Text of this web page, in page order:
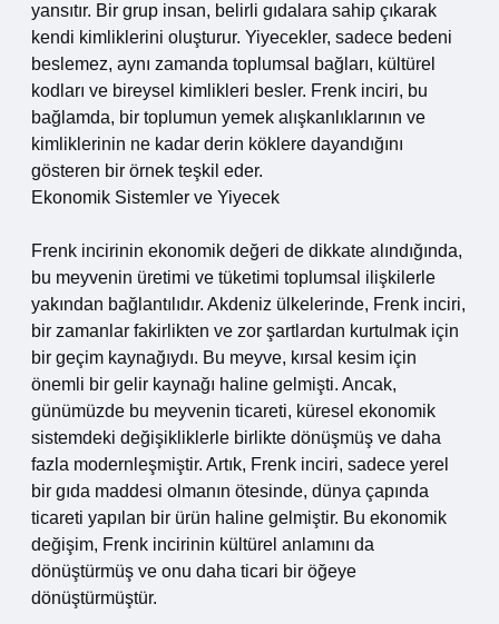
yansıtır. Bir grup insan, belirli gıdalara sahip çıkarak
kendi kimliklerini oluşturur. Yiyecekler, sadece bedeni
beslemez, aynı zamanda toplumsal bağları, kültürel
kodları ve bireysel kimlikleri besler. Frenk inciri, bu
bağlamda, bir toplumun yemek alışkanlıklarının ve
kimliklerinin ne kadar derin köklere dayandığını
gösteren bir örnek teşkil eder.
Ekonomik Sistemler ve Yiyecek
Frenk incirinin ekonomik değeri de dikkate alındığında,
bu meyvenin üretimi ve tüketimi toplumsal ilişkilerle
yakından bağlantılıdır. Akdeniz ülkelerinde, Frenk inciri,
bir zamanlar fakirlikten ve zor şartlardan kurtulmak için
bir geçim kaynağıydı. Bu meyve, kırsal kesim için
önemli bir gelir kaynağı haline gelmişti. Ancak,
günümüzde bu meyvenin ticareti, küresel ekonomik
sistemdeki değişikliklerle birlikte dönüşmüş ve daha
fazla modernleşmiştir. Artık, Frenk inciri, sadece yerel
bir gıda maddesi olmanın ötesinde, dünya çapında
ticareti yapılan bir ürün haline gelmiştir. Bu ekonomik
değişim, Frenk incirinin kültürel anlamını da
dönüştürmüş ve onu daha ticari bir öğeye
dönüştürmüştür.